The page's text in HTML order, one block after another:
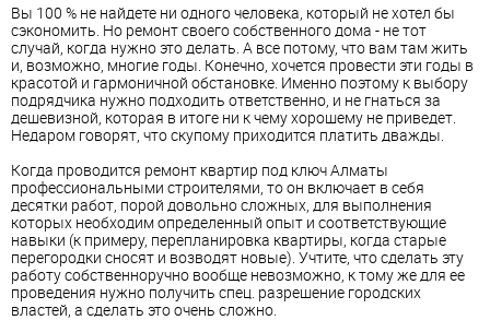
Вы 100 % не найдете ни одного человека, который не хотел бы
сэкономить. Но ремонт своего собственного дома - не тот
случай, когда нужно это делать. А все потому, что вам там жить
и, возможно, многие годы. Конечно, хочется провести эти годы в
красотой и гармоничной обстановке. Именно поэтому к выбору
подрядчика нужно подходить ответственно, и не гнаться за
дешевизной, которая в итоге ни к чему хорошему не приведет.
Недаром говорят, что скупому приходится платить дважды.
Когда проводится ремонт квартир под ключ Алматы
профессиональными строителями, то он включает в себя
десятки работ, порой довольно сложных, для выполнения
которых необходим определенный опыт и соответствующие
навыки (к примеру, перепланировка квартиры, когда старые
перегородки сносят и возводят новые). Учтите, что сделать эту
работу собственноручно вообще невозможно, к тому же для ее
проведения нужно получить спец. разрешение городских
властей, а сделать это очень сложно.